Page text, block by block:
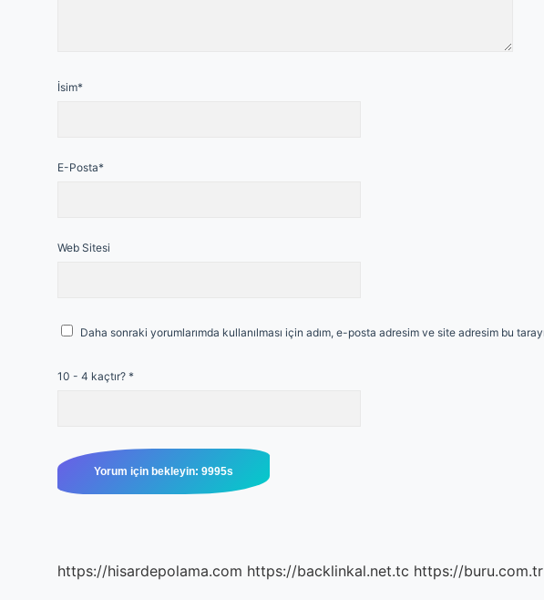
İsim*
E-Posta*
Web Sitesi
Daha sonraki yorumlarımda kullanılması için adım, e-posta adresim ve site adresim bu
10 - 4 kaçtır? *
https://hisardepolama.com https://backlinkal.net.tc https://buru.com.tr